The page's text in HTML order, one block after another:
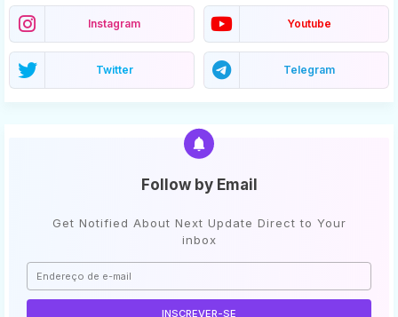
Instagram Youtube
Twitter Telegram
Follow by Email
Get Notified About Next Update Direct to Your
inbox